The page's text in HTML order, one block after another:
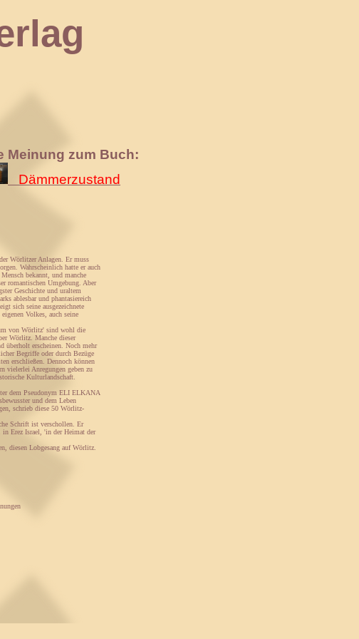
Meinung zum Buch:
Dämmerzustand
Wörlitzer Anlagen. Er muss
Wahrscheinlich hatte er auch
bekannt, und manche
romantischen Umgebung. Aber
Geschichte und uraltem
ablesbar und phantasiereich
sich seine ausgezeichnete
Volkes, auch seine
von Wörlitz' sind wohl die
Wörlitz. Manche dieser
überholt erscheinen. Noch mehr
Begriffe oder durch Bezüge
erschließen. Dennoch können
vielerlei Anregungen geben zu
Kulturlandschaft.
dem Pseudonym ELI ELKANA
und dem Leben
schrieb diese 50 Wörlitz-
Schrift ist verschollen. Er
Erez Israel, 'in der Heimat der
diesen Lobgesang auf Wörlitz.